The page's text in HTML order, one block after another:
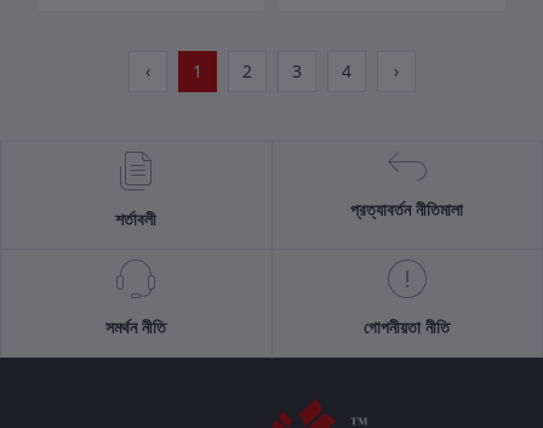
‹ 1 2 3 4 ›
শর্তাবলী প্রত্যাবর্তন নীতিমালা
সমর্থন নীতি গোপনীয়তা নীতি